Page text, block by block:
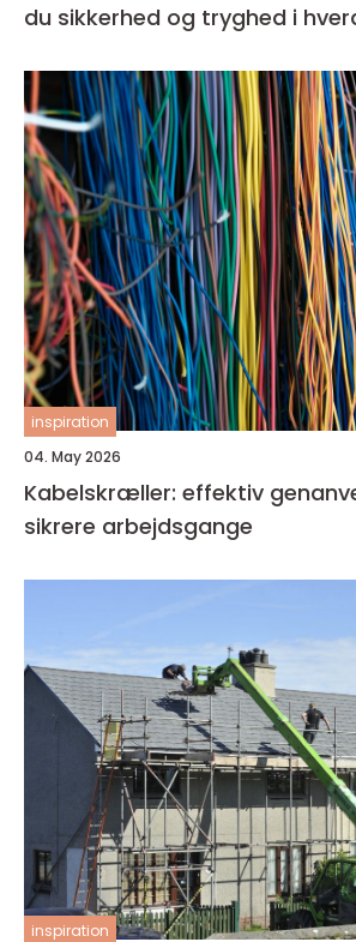
du sikkerhed og tryghed i
inspiration
04. May 2026
Kabelskræller: effektiv
sikrere arbejdsgange
inspiration